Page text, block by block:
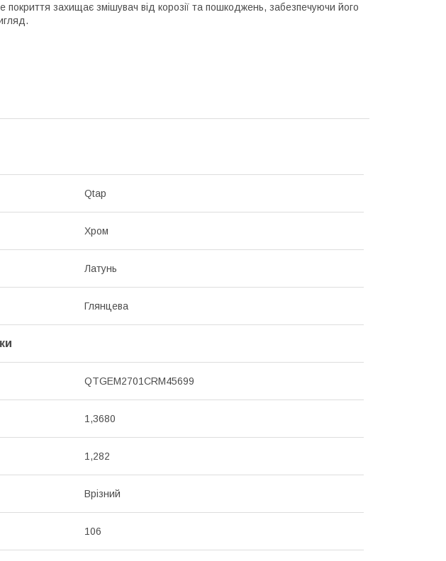
покриття захищає змішувач від корозії та пошкоджень, забезпечуючи його
Qtap
Хром
Латунь
Глянцева
QTGEM2701CRM45699
1,3680
1,282
Врізний
106